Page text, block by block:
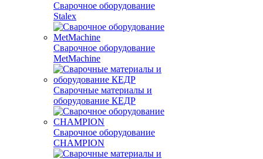
Сварочное оборудование
Stalex
Сварочное оборудование
MetMachine
Сварочные материалы и
оборудование КЕДР
Сварочное оборудование
CHAMPION